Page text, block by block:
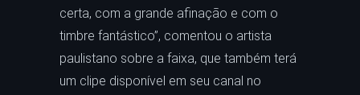
certa, com a grande afinação e com o
timbre fantástico”, comentou o artista
paulistano sobre a faixa, que também terá
um clipe disponível em seu canal no